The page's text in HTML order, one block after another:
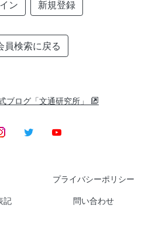
ン 新規登録
員検索に戻る
ブログ「文通研究所」
プライバシーポリシー
記 問い合わせ